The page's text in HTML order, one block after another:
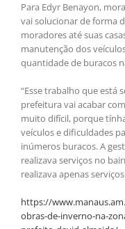
Para Edyr Benayon,
vai solucionar de forma
moradores até suas
manutenção dos
quantidade de buracos
“Esse trabalho que está
prefeitura vai acabar
muito difícil, porque
veículos e dificuldades
inúmeros buracos. A
realizava serviços no
realizava apenas
https://
obras-de-inverno-na-